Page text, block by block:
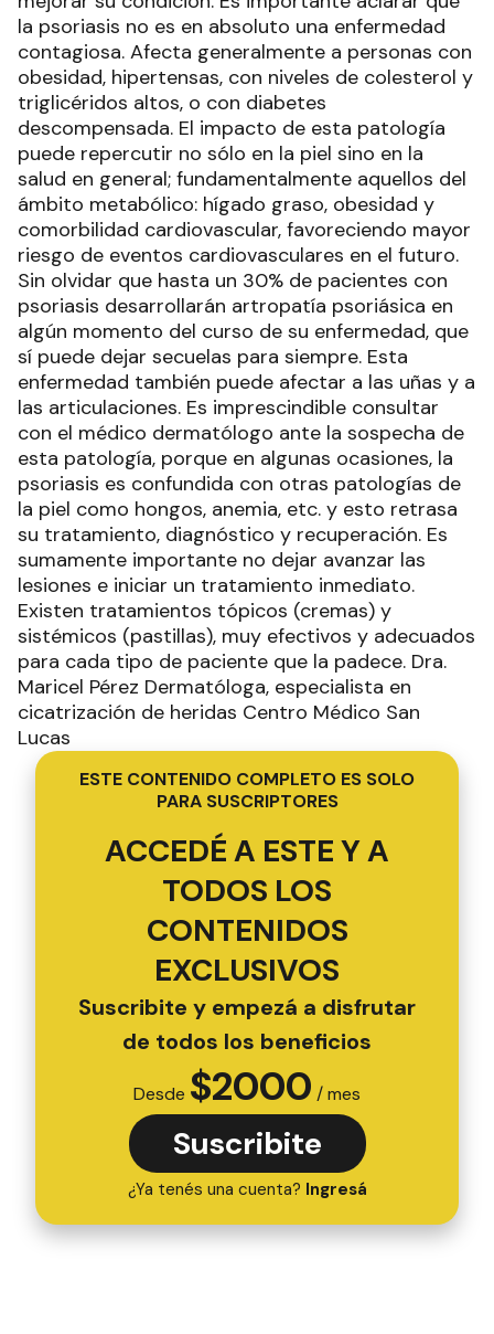
la psoriasis no es en absoluto una enfermedad
contagiosa. Afecta generalmente a personas con
obesidad, hipertensas, con niveles de colesterol y
triglicéridos altos, o con diabetes
descompensada. El impacto de esta patología
puede repercutir no sólo en la piel sino en la
salud en general; fundamentalmente aquellos del
ámbito metabólico: hígado graso, obesidad y
comorbilidad cardiovascular, favoreciendo mayor
riesgo de eventos cardiovasculares en el futuro.
Sin olvidar que hasta un 30% de pacientes con
psoriasis desarrollarán artropatía psoriásica en
algún momento del curso de su enfermedad, que
sí puede dejar secuelas para siempre. Esta
enfermedad también puede afectar a las uñas y a
las articulaciones. Es imprescindible consultar
con el médico dermatólogo ante la sospecha de
esta patología, porque en algunas ocasiones, la
psoriasis es confundida con otras patologías de
la piel como hongos, anemia, etc. y esto retrasa
su tratamiento, diagnóstico y recuperación. Es
sumamente importante no dejar avanzar las
lesiones e iniciar un tratamiento inmediato.
Existen tratamientos tópicos (cremas) y
sistémicos (pastillas), muy efectivos y adecuados
para cada tipo de paciente que la padece. Dra.
Maricel Pérez Dermatóloga, especialista en
cicatrización de heridas Centro Médico San
Lucas
ESTE CONTENIDO COMPLETO ES SOLO
PARA SUSCRIPTORES
ACCEDÉ A ESTE Y A
TODOS LOS
CONTENIDOS
EXCLUSIVOS
Suscribite y empezá a disfrutar
de todos los beneficios
Desde $2000 / mes
Suscribite
¿Ya tenés una cuenta? Ingresá